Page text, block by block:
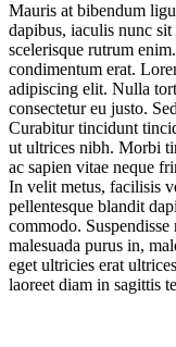
Mauris at bibendum
dapibus, iaculis nunc
scelerisque rutrum
condimentum erat.
adipiscing elit. Nulla
consectetur eu justo.
Curabitur tincidunt
ut ultrices nibh. Morbi
ac sapien vitae neque
In velit metus, facilisis
pellentesque blandit
commodo.
malesuada purus in,
eget ultricies erat
laoreet diam in sagittis